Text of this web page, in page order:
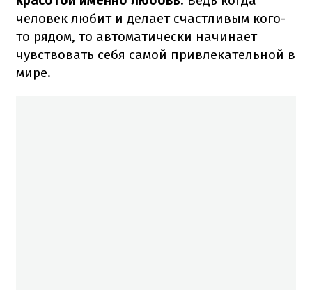
человек любит и делает счастливым кого-
то рядом, то автоматически начинает
чувствовать себя самой привлекательной в
мире.